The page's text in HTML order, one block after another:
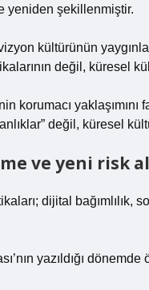
yeniden şekillenmiştir.
kültürünün
değil, küresel
korumacı yaklaşımını
değil, küresel
ve yeni risk
dijital
yazıldığı